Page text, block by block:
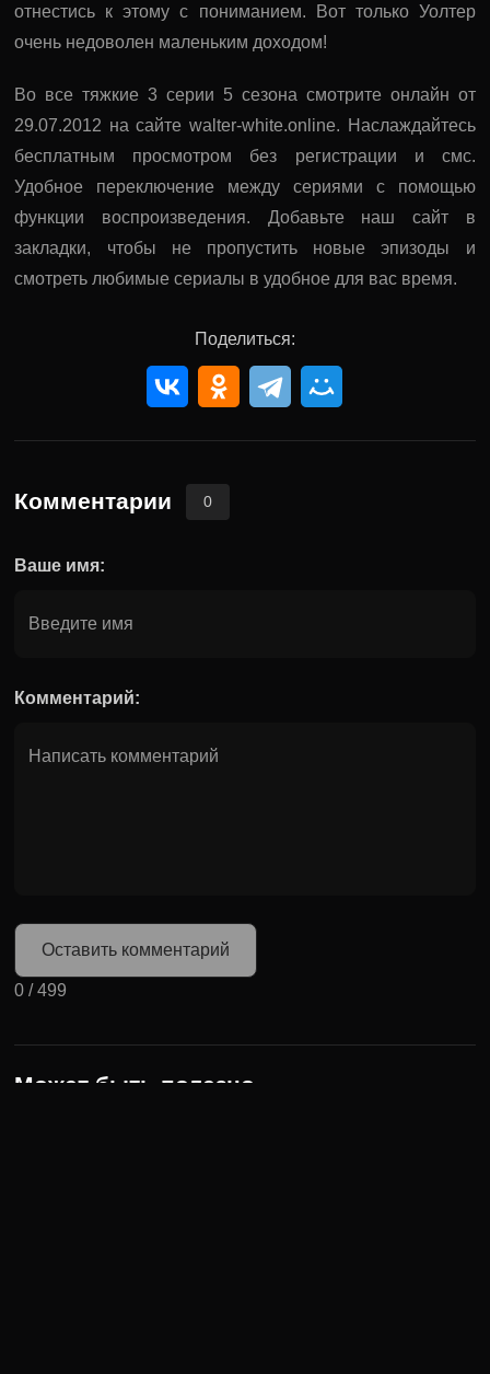
отнестись к этому с пониманием. Вот только Уолтер
очень недоволен маленьким доходом!
Во все тяжкие 3 серии 5 сезона смотрите онлайн от
29.07.2012 на сайте walter-white.online. Наслаждайтесь
бесплатным просмотром без регистрации и смс.
Удобное переключение между сериями с помощью
функции воспроизведения. Добавьте наш сайт в
закладки, чтобы не пропустить новые эпизоды и
смотреть любимые сериалы в удобное для вас время.
Поделиться:
Комментарии 0
Ваше имя:
Комментарий:
Оставить комментарий
0 /499
Может быть полезно